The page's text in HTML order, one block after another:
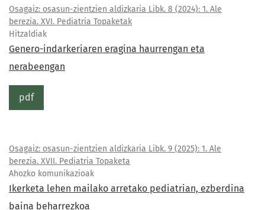
Osagaiz: osasun-zientzien aldizkaria Libk. 8 (2024): 1. Ale
berezia. XVI. Pediatria Topaketak
Hitzaldiak
Genero-indarkeriaren eragina haurrengan eta
nerabeengan
pdf
Osagaiz: osasun-zientzien aldizkaria Libk. 9 (2025): 1. Ale
berezia. XVII. Pediatria Topaketa
Ahozko komunikazioak
Ikerketa lehen mailako arretako pediatrian, ezberdina
baina beharrezkoa